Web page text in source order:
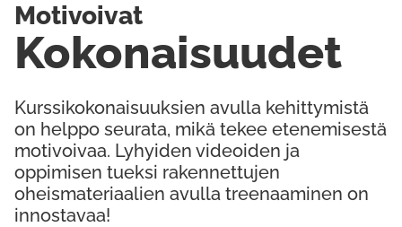
Kurssikokonaisuuksien avulla kehittymistä
on helppo seurata, mikä tekee etenemisestä
motivoivaa. Lyhyiden videoiden ja
oppimisen tueksi rakennettujen
oheismateriaalien avulla treenaaminen on
innostavaa!
Kokonaisuudet
Motivoivat